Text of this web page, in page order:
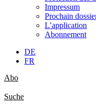
Impressum
Prochain
L’application
Abonnement
DE
FR
Abo
Suche